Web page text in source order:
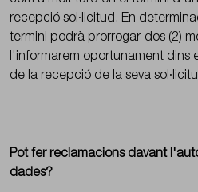
recepció sol·licitud. En
termini podrà prorrogar-dos (2)
l'informarem oportunament dins
de la recepció de la seva
Pot fer reclamacions davant
dades?